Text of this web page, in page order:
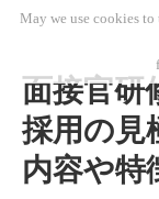
面接官研
採用の見
内容や特
May we use cookies